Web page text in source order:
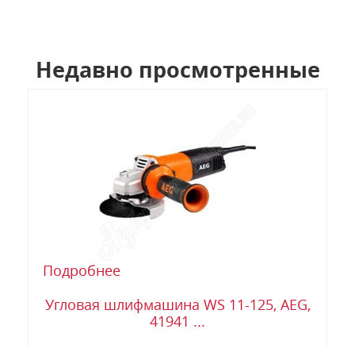
Недавно просмотренные
Подробнее
Угловая шлифмашина WS 11-125, AEG,
41941 ...